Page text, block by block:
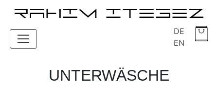
DE
EN
UNTERWÄSCHE